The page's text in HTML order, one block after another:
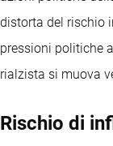
distorta del rischio
pressioni politiche
rialzista si muova
Rischio di